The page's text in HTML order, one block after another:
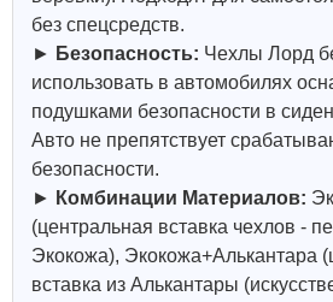
без спецсредств.
► Безопасность: Чехлы Лорд
использовать в автомобилях
подушками безопасности в
Авто не препятствует
безопасности.
► Комбинации Материалов:
(центральная вставка чехлов -
Экокожа), Экокожа+Алькантара
вставка из Алькантары